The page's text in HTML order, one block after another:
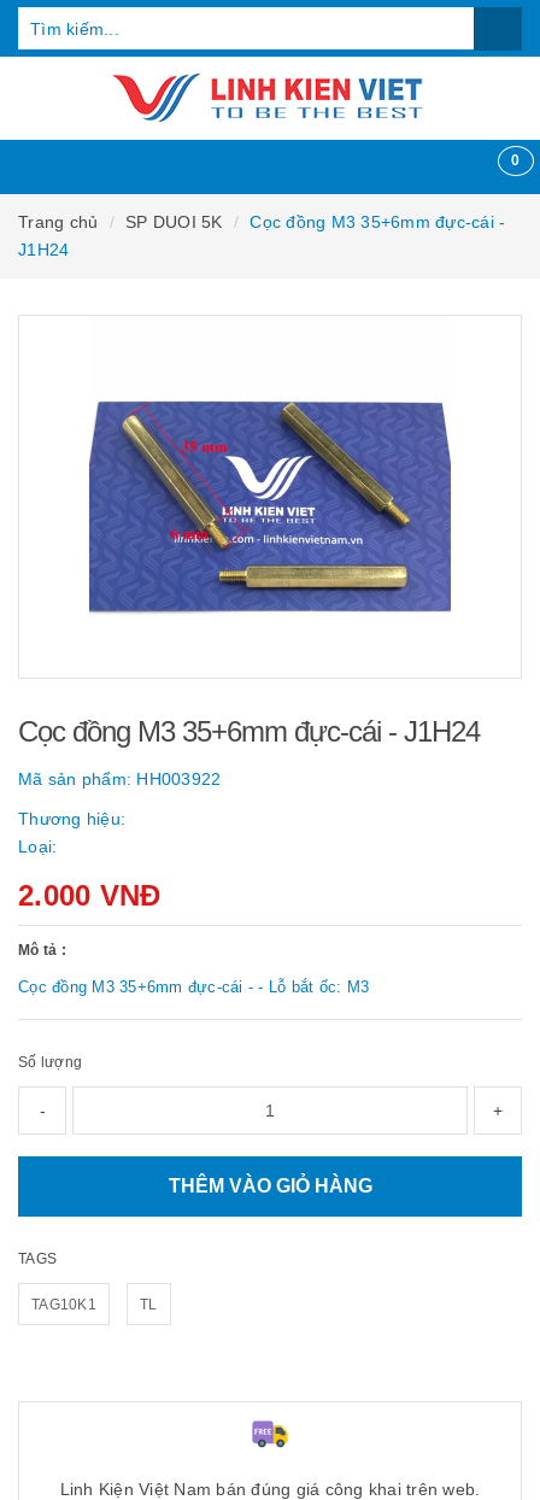
0
Trang chủ SP DUOI 5K
Cọc đồng M3 35+6mm đực-cái -
J1H24
Cọc đồng M3 35+6mm đực-cái - J1H24
Mã sản phẩm: HH003922
Thương hiệu:
Loại:
2.000 VNĐ
Mô tả :
Cọc đồng M3 35+6mm đực-cái - - Lỗ bắt ốc: M3
Số lượng
- +
THÊM VÀO GIỎ HÀNG
TAGS
TAG10K1 TL
Linh Kiện Việt Nam bán đúng giá công khai trên web.